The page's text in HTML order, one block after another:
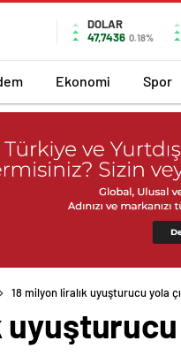
DOLAR
47,7436 0.18%
Ekonomi Spor
18 milyon liralık uyuşturucu yola